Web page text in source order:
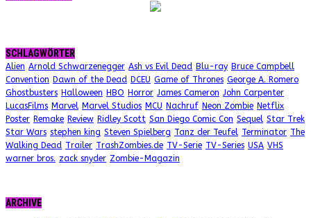
SCHLAGWÖRTER
Alien Arnold Schwarzenegger Ash vs Evil Dead Blu-ray Bruce Campbell
Convention Dawn of the Dead DCEU Game of Thrones George A. Romero
Ghostbusters Halloween HBO Horror James Cameron John Carpenter
LucasFilms Marvel Marvel Studios MCU Nachruf Neon Zombie Netflix
Poster Remake Review Ridley Scott San Diego Comic Con Sequel Star Trek
Star Wars stephen king Steven Spielberg Tanz der Teufel Terminator The
Walking Dead Trailer TrashZombies.de TV-Serie TV-Series USA VHS
warner bros. zack snyder Zombie-Magazin
ARCHIVE